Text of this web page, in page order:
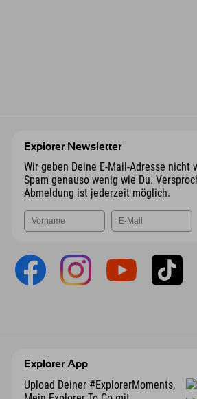
Explorer Newsletter
Wir geben Deine E-Mail-Adresse nicht
Spam genauso wenig wie Du.
Abmeldung ist jederzeit möglich.
Explorer App
Upload Deiner #ExplorerMoments,